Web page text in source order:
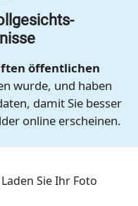
öffentlichen
wurde, und haben
damit Sie besser
online erscheinen.
Sie Ihr Foto